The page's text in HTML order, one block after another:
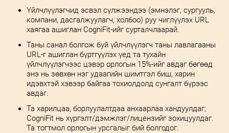
Үйлчлүүлэгчид эсвэл сүлжээндээ (эмнэлэг, сургууль,
компани, дасгалжуулагч, холбоо) руу чиглүүлэх URL
хаягаа ашиглан CogniFit-ийг сурталчлаарай.
Таны санал болгож буй үйлчлүүлэгч таны лавлагааны
URL-г ашиглан бүртгүүлэх үед та тухайн
үйлчлүүлэгчээс цэвэр орлогын 15%-ийг авдаг бөгөөд
энэ нь зөвхөн нэг удаагийн шимтгэл биш, харин
идэвхтэй хэвээр байгаа тохиолдолд сунгалт бүрээс
авдаг.
Та харилцаа, борлуулалтдаа анхаарлаа хандуулдаг;
CogniFit нь хүргэлт/дэмжлэг/лицензийг зохицуулдаг.
Та тогтмол орлогын урсгалыг бий болгодог.